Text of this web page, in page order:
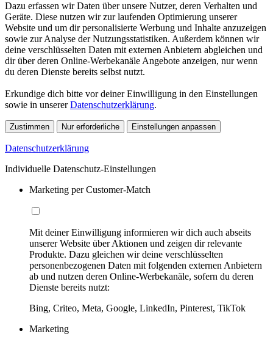
Dazu erfassen wir Daten über unsere Nutzer, deren Verhalten und
Geräte. Diese nutzen wir zur laufenden Optimierung unserer
Website und um dir personalisierte Werbung und Inhalte anzuzeigen
sowie zur Analyse der Nutzungsstatistiken. Außerdem können wir
deine verschlüsselten Daten mit externen Anbietern abgleichen und
dir über deren Online-Werbekanäle Angebote anzeigen, nur wenn
du deren Dienste bereits selbst nutzt.
Erkundige dich bitte vor deiner Einwilligung in den Einstellungen
sowie in unsererDatenschutzerklärung.
Zustimmen Nur erforderliche Einstellungen anpassen
Datenschutzerklärung
Individuelle Datenschutz-Einstellungen
Marketing per Customer-Match
Mit deiner Einwilligung informieren wir dich auch abseits
unserer Website über Aktionen und zeigen dir relevante
Produkte. Dazu gleichen wir deine verschlüsselten
personenbezogenen Daten mit folgenden externen Anbietern
ab und nutzen deren Online-Werbekanäle, sofern du deren
Dienste bereits nutzt:
Bing, Criteo, Meta, Google, LinkedIn, Pinterest, TikTok
Marketing